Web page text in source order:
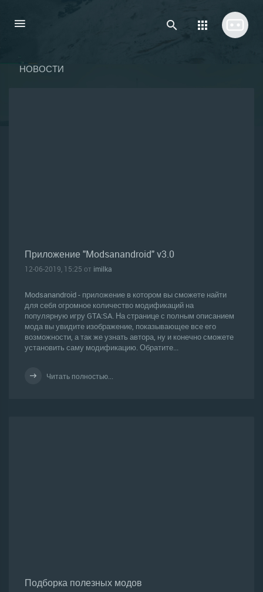
НОВОСТИ
Приложение "Modsanandroid" v3.0
12-06-2019, 15:25 от imilka
Modsanandroid - приложение в котором вы сможете найти
для себя огромное количество модификаций на
популярную игру GTA:SA. На странице с полным описанием
мода вы увидите изображение, показывающее все его
возможности, а так же узнать автора, ну и конечно сможете
установить саму модификацию. Обратите...
Читать полностью...
Подборка полезных модов